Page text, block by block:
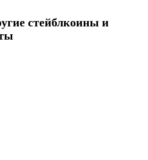
стейблкоины и